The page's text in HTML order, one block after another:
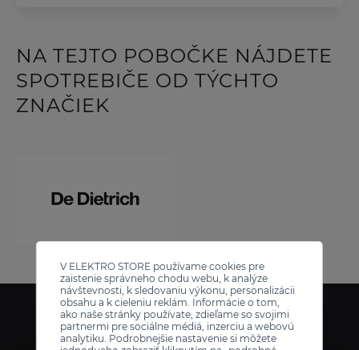
V ELEKTRO STORE používame cookies pre
zaistenie správneho chodu webu, k analýze
návštevnosti, k sledovaniu výkonu, personalizácii
obsahu a k cieleniu reklám. Informácie o tom,
ako naše stránky používate, zdieľame so svojimi
partnermi pre sociálne médiá, inzerciu a webovú
analytiku. Podrobnejšie nastavenie si môžete
NA TEJTO POBOČKE NÁJDETE
SPOTREBIČE OD TÝCHTO
ZNAČIEK